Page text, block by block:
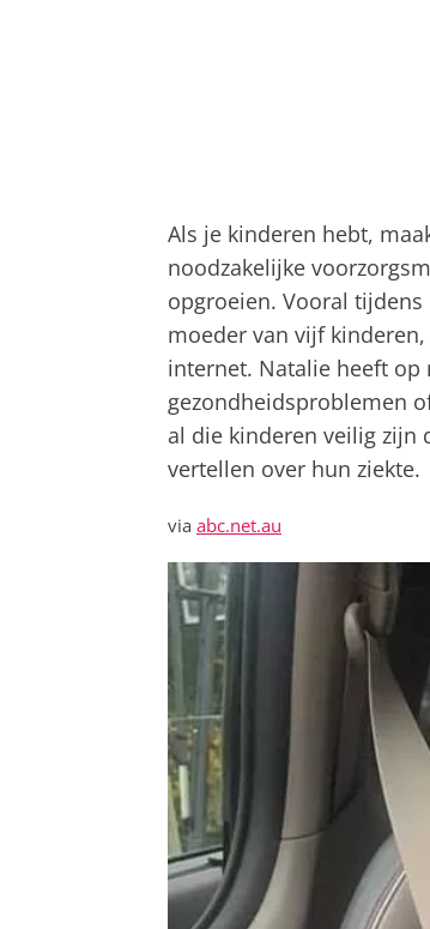
Als je kinderen hebt,
noodzakelijke
opgroeien. Vooral
moeder van vijf
internet. Natalie heeft op
gezondheidsproblemen
al die kinderen veilig zijn
vertellen over hun ziekte.
via abc.net.au